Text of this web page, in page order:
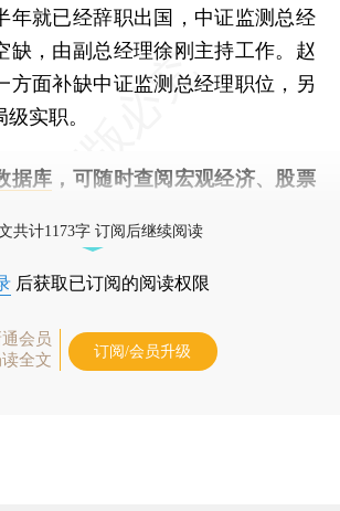
年就已经辞职出国，中证监测总经
缺，由副总经理徐刚主持工作。赵
方面补缺中证监测总经理职位，另
实职。
据库 ，可随时查阅宏观经济、股票
共计1173字 订阅后继续阅读
后获取已订阅的阅读权限
会员
全文
订阅/会员升级